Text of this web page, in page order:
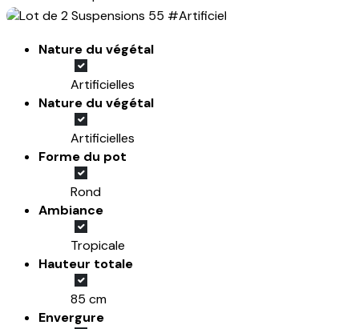
Nature du végétal
Artificielles
Nature du végétal
Artificielles
Forme du pot
Rond
Ambiance
Tropicale
Hauteur totale
85 cm
Envergure